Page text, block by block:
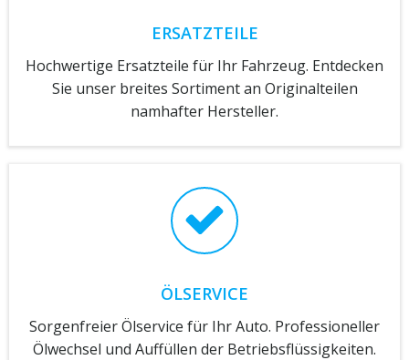
ERSATZTEILE
Hochwertige Ersatzteile für Ihr Fahrzeug. Entdecken
Sie unser breites Sortiment an Originalteilen
namhafter Hersteller.
ÖLSERVICE
Sorgenfreier Ölservice für Ihr Auto. Professioneller
Ölwechsel und Auffüllen der Betriebsflüssigkeiten.